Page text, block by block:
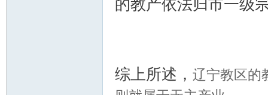
的教产依法归市一级
综上所述， 辽宁教区的